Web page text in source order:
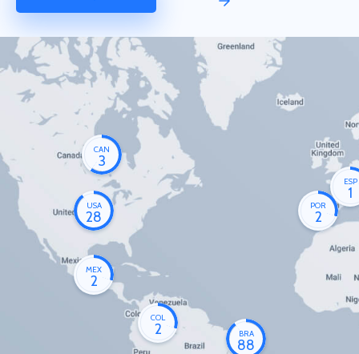
CAN
3
USA
28
MEX
2
COL
2 BRA
88
POR
2
ESP
1